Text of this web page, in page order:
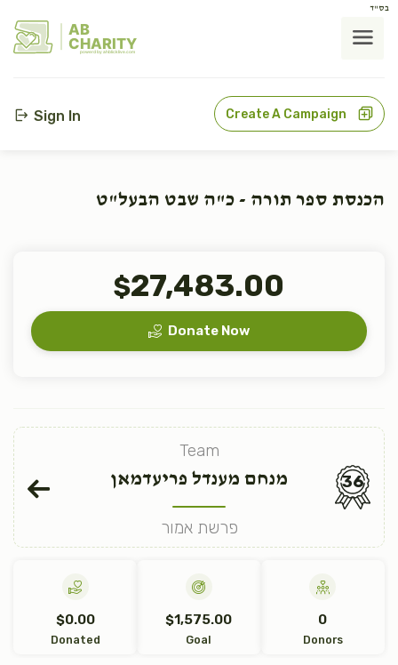
בס"ד
AB
CHARITY
powerd by ahblicklive.com
Sign In Create A Campaign
הכנסת ספר תורה - כ"ה שבט הבעל"ט
$27,483.00
Donate Now
Team
מנחם מענדל פריעדמאן
פרשת אמור
36
$0.00
Donated
$1,575.00
Goal
0
Donors